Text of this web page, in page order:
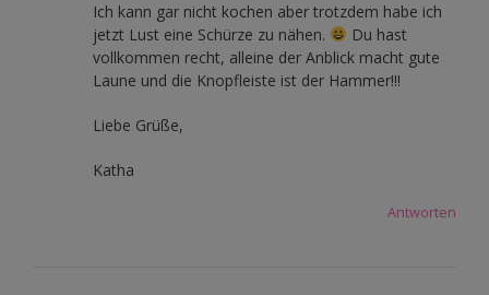
Ich kann gar nicht kochen aber trotzdem habe ich
jetzt Lust eine Schürze zu nähen.
Du hast
vollkommen recht, alleine der Anblick macht gute
Laune und die Knopfleiste ist der Hammer!!!
Liebe Grüße,
Katha
Antworten